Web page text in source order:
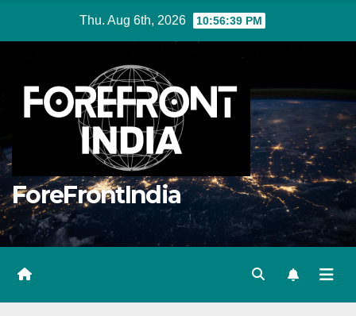
Thu. Aug 6th, 2026 10:56:40 PM
ForeFrontIndia